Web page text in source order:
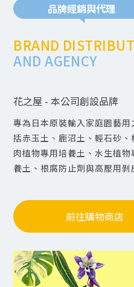
品牌經銷與代理
BRAND
AND AGENCY
花之屋 - 本公司創設品牌
專為日本原裝輸入家庭園藝
括赤玉土、鹿沼土、輕石砂
肉植物專用培養土、水生植
養土、根腐防止劑與高壓用剝
前往購物商店